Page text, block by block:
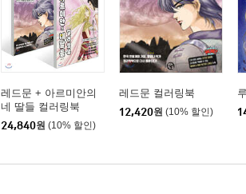
레드문 + 아르미안의
네 딸들 컬러링북
24,840원 (10% 할인)
레드문 컬러링북
12,420원 (10% 할인)